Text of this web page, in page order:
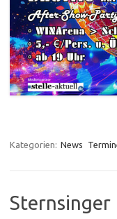
Kategorien: News
Sternsinger